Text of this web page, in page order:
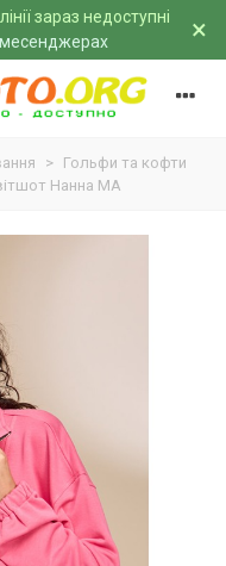
зараз недоступні
×
> Гольфи та кофти
Нанна MA